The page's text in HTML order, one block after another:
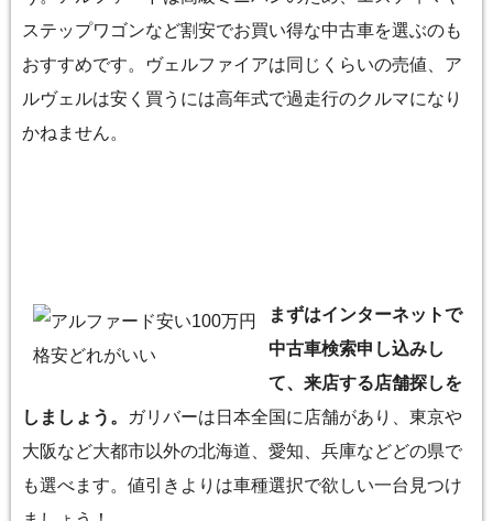
ステップワゴンなど割安でお買い得な中古車を選ぶのも
おすすめです。ヴェルファイアは同じくらいの売値、ア
ルヴェルは安く買うには高年式で過走行のクルマになり
かねません。
まずはインターネットで
中古車検索申し込みし
て、来店する店舗探しを
しましょう。
ガリバーは日本全国に店舗があり、東京や
大阪など大都市以外の北海道、愛知、兵庫などどの県で
も選べます。値引きよりは車種選択で欲しい一台見つけ